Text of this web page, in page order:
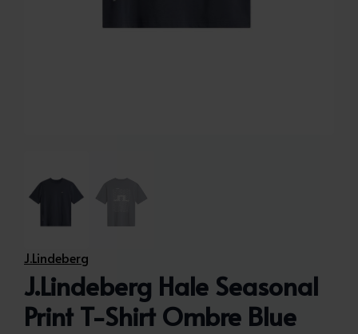
J.Lindeberg
J.Lindeberg Hale Seasonal
Print T-Shirt Ombre Blue